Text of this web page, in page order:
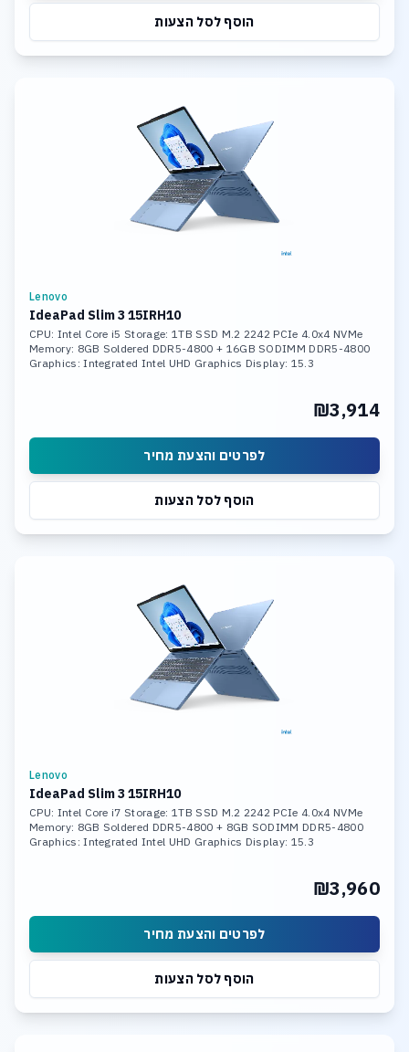
הוסף לסל הצעות
Lenovo
IdeaPad Slim 3 15IRH10
CPU: Intel Core i5 Storage: 1TB SSD M.2 2242 PCIe 4.0x4 NVMe
Memory: 8GB Soldered DDR5-4800 + 16GB SODIMM DDR5-4800
Graphics: Integrated Intel UHD Graphics Display: 15.3
₪3,914
לפרטים והצעת מחיר
הוסף לסל הצעות
Lenovo
IdeaPad Slim 3 15IRH10
CPU: Intel Core i7 Storage: 1TB SSD M.2 2242 PCIe 4.0x4 NVMe
Memory: 8GB Soldered DDR5-4800 + 8GB SODIMM DDR5-4800
Graphics: Integrated Intel UHD Graphics Display: 15.3
₪3,960
לפרטים והצעת מחיר
הוסף לסל הצעות